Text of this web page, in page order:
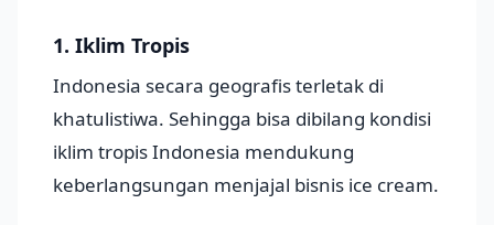
1. Iklim Tropis
Indonesia secara geografis terletak di
khatulistiwa. Sehingga bisa dibilang kondisi
iklim tropis Indonesia mendukung
keberlangsungan menjajal bisnis ice cream.